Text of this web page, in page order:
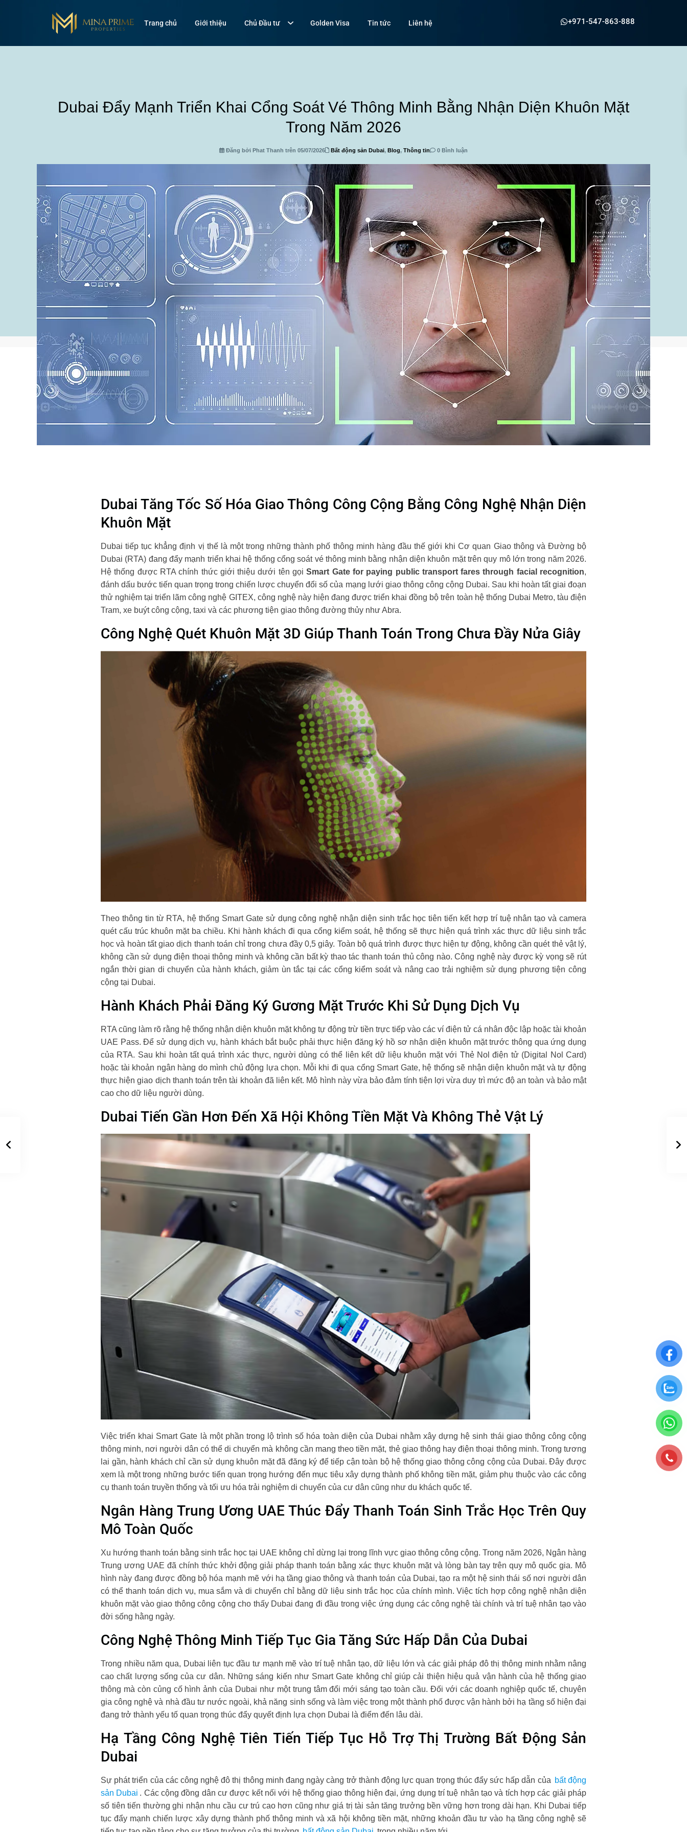
Trang chủ Giới thiệu Chủ Đầu tư Golden Visa Tin tức Liên hệ +971-547-863-888
Dubai Đẩy Mạnh Triển Khai Cổng Soát Vé Thông Minh Bằng Nhận Diện Khuôn Mặt
Trong Năm 2026
Đăng bởi Phat Thanh trên 05/07/2026 Bất động sản Dubai, Blog, Thông tin 0 Bình luận
Dubai Tăng Tốc Số Hóa Giao Thông Công Cộng Bằng Công Nghệ Nhận Diện
Khuôn Mặt
Dubai tiếp tục khẳng định vị thế là một trong những thành phố thông minh hàng đầu thế giới khi Cơ quan Giao thông và Đường bộ
Dubai (RTA) đang đẩy mạnh triển khai hệ thống cổng soát vé thông minh bằng nhận diện khuôn mặt trên quy mô lớn trong năm 2026.
Hệ thống được RTA chính thức giới thiệu dưới tên gọiSmart Gate for paying public transport fares through facial recognition,
đánh dấu bước tiến quan trọng trong chiến lược chuyển đổi số của mạng lưới giao thông công cộng Dubai. Sau khi hoàn tất giai đoạn
thử nghiệm tại triển lãm công nghệ GITEX, công nghệ này hiện đang được triển khai đồng bộ trên toàn hệ thống Dubai Metro, tàu điện
Tram, xe buýt công cộng, taxi và các phương tiện giao thông đường thủy như Abra.
Công Nghệ Quét Khuôn Mặt 3D Giúp Thanh Toán Trong Chưa Đầy Nửa Giây
Theo thông tin từ RTA, hệ thống Smart Gate sử dụng công nghệ nhận diện sinh trắc học tiên tiến kết hợp trí tuệ nhân tạo và camera
quét cấu trúc khuôn mặt ba chiều. Khi hành khách đi qua cổng kiểm soát, hệ thống sẽ thực hiện quá trình xác thực dữ liệu sinh trắc
học và hoàn tất giao dịch thanh toán chỉ trong chưa đầy 0,5 giây. Toàn bộ quá trình được thực hiện tự động, không cần quét thẻ vật lý,
không cần sử dụng điện thoại thông minh và không cần bất kỳ thao tác thanh toán thủ công nào. Công nghệ này được kỳ vọng sẽ rút
ngắn thời gian di chuyển của hành khách, giảm ùn tắc tại các cổng kiểm soát và nâng cao trải nghiệm sử dụng phương tiện công
cộng tại Dubai.
Hành Khách Phải Đăng Ký Gương Mặt Trước Khi Sử Dụng Dịch Vụ
RTA cũng làm rõ rằng hệ thống nhận diện khuôn mặt không tự động trừ tiền trực tiếp vào các ví điện tử cá nhân độc lập hoặc tài khoản
UAE Pass. Để sử dụng dịch vụ, hành khách bắt buộc phải thực hiện đăng ký hồ sơ nhận diện khuôn mặt trước thông qua ứng dụng
của RTA. Sau khi hoàn tất quá trình xác thực, người dùng có thể liên kết dữ liệu khuôn mặt với Thẻ Nol điện tử (Digital Nol Card)
hoặc tài khoản ngân hàng do mình chủ động lựa chọn. Mỗi khi đi qua cổng Smart Gate, hệ thống sẽ nhận diện khuôn mặt và tự động
thực hiện giao dịch thanh toán trên tài khoản đã liên kết. Mô hình này vừa bảo đảm tính tiện lợi vừa duy trì mức độ an toàn và bảo mật
cao cho dữ liệu người dùng.
Dubai Tiến Gần Hơn Đến Xã Hội Không Tiền Mặt Và Không Thẻ Vật Lý
Việc triển khai Smart Gate là một phần trong lộ trình số hóa toàn diện của Dubai nhằm xây dựng hệ sinh thái giao thông công cộng
thông minh, nơi người dân có thể di chuyển mà không cần mang theo tiền mặt, thẻ giao thông hay điện thoại thông minh. Trong tương
lai gần, hành khách chỉ cần sử dụng khuôn mặt đã đăng ký để tiếp cận toàn bộ hệ thống giao thông công cộng của Dubai. Đây được
xem là một trong những bước tiến quan trọng hướng đến mục tiêu xây dựng thành phố không tiền mặt, giảm phụ thuộc vào các công
cụ thanh toán truyền thống và tối ưu hóa trải nghiệm di chuyển của cư dân cũng như du khách quốc tế.
Ngân Hàng Trung Ương UAE Thúc Đẩy Thanh Toán Sinh Trắc Học Trên Quy
Mô Toàn Quốc
Xu hướng thanh toán bằng sinh trắc học tại UAE không chỉ dừng lại trong lĩnh vực giao thông công cộng. Trong năm 2026, Ngân hàng
Trung ương UAE đã chính thức khởi động giải pháp thanh toán bằng xác thực khuôn mặt và lòng bàn tay trên quy mô quốc gia. Mô
hình này đang được đồng bộ hóa mạnh mẽ với hạ tầng giao thông và thanh toán của Dubai, tạo ra một hệ sinh thái số nơi người dân
có thể thanh toán dịch vụ, mua sắm và di chuyển chỉ bằng dữ liệu sinh trắc học của chính mình. Việc tích hợp công nghệ nhận diện
khuôn mặt vào giao thông công cộng cho thấy Dubai đang đi đầu trong việc ứng dụng các công nghệ tài chính và trí tuệ nhân tạo vào
đời sống hằng ngày.
Công Nghệ Thông Minh Tiếp Tục Gia Tăng Sức Hấp Dẫn Của Dubai
Trong nhiều năm qua, Dubai liên tục đầu tư mạnh mẽ vào trí tuệ nhân tạo, dữ liệu lớn và các giải pháp đô thị thông minh nhằm nâng
cao chất lượng sống của cư dân. Những sáng kiến như Smart Gate không chỉ giúp cải thiện hiệu quả vận hành của hệ thống giao
thông mà còn củng cố hình ảnh của Dubai như một trung tâm đổi mới sáng tạo toàn cầu. Đối với các doanh nghiệp quốc tế, chuyên
gia công nghệ và nhà đầu tư nước ngoài, khả năng sinh sống và làm việc trong một thành phố được vận hành bởi hạ tầng số hiện đại
đang trở thành yếu tố quan trọng thúc đẩy quyết định lựa chọn Dubai là điểm đến lâu dài.
Hạ Tầng Công Nghệ Tiên Tiến Tiếp Tục Hỗ Trợ Thị Trường Bất Động Sản
Dubai
Sự phát triển của các công nghệ đô thị thông minh đang ngày càng trở thành động lực quan trọng thúc đẩy sức hấp dẫn của bất động
sản Dubai . Các cộng đồng dân cư được kết nối với hệ thống giao thông hiện đại, ứng dụng trí tuệ nhân tạo và tích hợp các giải pháp
số tiên tiến thường ghi nhận nhu cầu cư trú cao hơn cũng như giá trị tài sản tăng trưởng bền vững hơn trong dài hạn. Khi Dubai tiếp
tục đẩy mạnh chiến lược xây dựng thành phố thông minh và xã hội không tiền mặt, những khoản đầu tư vào hạ tầng công nghệ sẽ